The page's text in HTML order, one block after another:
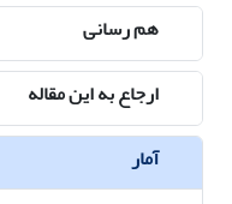
هم رسانی
ارجاع به این مقاله
آمار